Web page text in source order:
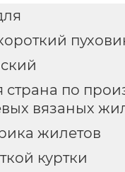
по
вязаных
жилетов
куртки